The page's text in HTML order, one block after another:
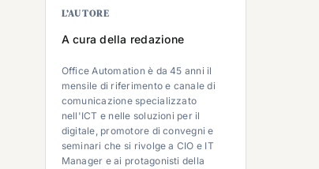
L’AUTORE
A cura della redazione
Office Automation è da 45 anni il
mensile di riferimento e canale di
comunicazione specializzato
nell'ICT e nelle soluzioni per il
digitale, promotore di convegni e
seminari che si rivolge a CIO e IT
Manager e ai protagonisti della